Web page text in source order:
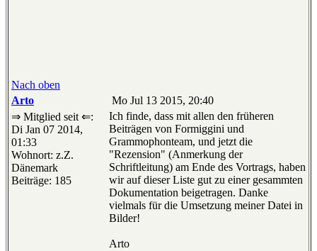
Nach oben
Arto
Mo Jul 13 2015, 20:40
⇒ Mitglied seit ⇐:
Di Jan 07 2014,
01:33
Wohnort: z.Z.
Dänemark
Beiträge: 185
Ich finde, dass mit allen den früheren
Beiträgen von Formiggini und
Grammophonteam, und jetzt die
"Rezension" (Anmerkung der
Schriftleitung) am Ende des Vortrags, haben
wir auf dieser Liste gut zu einer gesammten
Dokumentation beigetragen. Danke
vielmals für die Umsetzung meiner Datei in
Bilder!
Arto